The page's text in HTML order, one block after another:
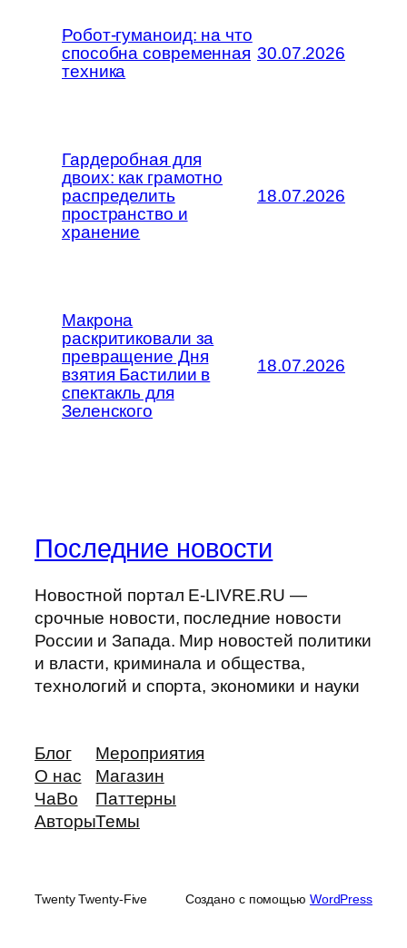
Робот-гуманоид: на что
способна современная
техника
30.07.2026
Гардеробная для
двоих: как грамотно
распределить
пространство и
хранение
18.07.2026
Макрона
раскритиковали за
превращение Дня
взятия Бастилии в
спектакль для
Зеленского
18.07.2026
Последние новости
Новостной портал E-LIVRE.RU —
срочные новости, последние новости
России и Запада. Мир новостей политики
и власти, криминала и общества,
технологий и спорта, экономики и науки
Блог
О нас
ЧаВо
Авторы
Мероприятия
Магазин
Паттерны
Темы
Twenty Twenty-Five Создано с помощью WordPress